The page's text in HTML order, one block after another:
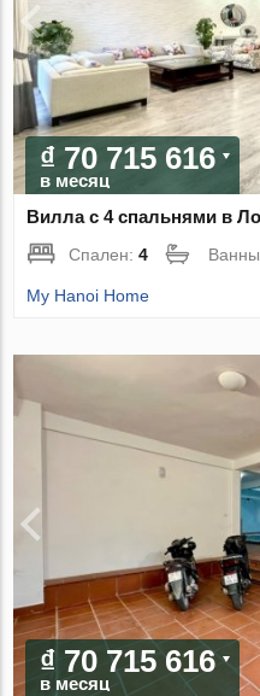
₫ 70 715 616
в месяц
Вилла с 4 спальнями в
Спален:4
My Hanoi Home
₫ 70 715 616
в месяц